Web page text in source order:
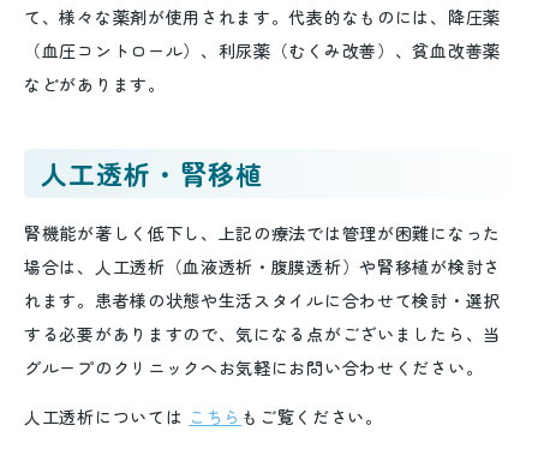
て、様々な薬剤が使用されます。代表的なものには、降圧薬
（血圧コントロール）、利尿薬（むくみ改善）、貧血改善薬
などがあります。
人工透析・腎移植
腎機能が著しく低下し、上記の療法では管理が困難になった
場合は、人工透析（血液透析・腹膜透析）や腎移植が検討さ
れます。患者様の状態や生活スタイルに合わせて検討・選択
する必要がありますので、気になる点がございましたら、当
グループのクリニックへお気軽にお問い合わせください。
人工透析については こちら もご覧ください。